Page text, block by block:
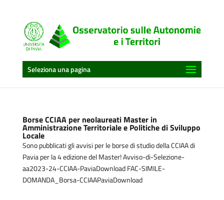
Seleziona una pagina
Borse CCIAA per neolaureati Master in
Amministrazione Territoriale e Politiche di Sviluppo
Locale
Sono pubblicati gli avvisi per le borse di studio della CCIAA di
Pavia per la 4 edizione del Master! Avviso-di-Selezione-
aa2023-24-CCIAA-PaviaDownload FAC-SIMILE-
DOMANDA_Borsa-CCIAAPaviaDownload